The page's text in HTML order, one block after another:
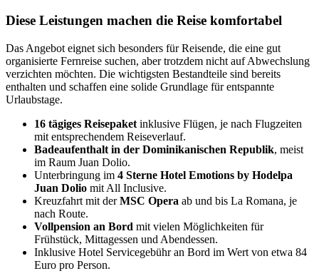
Diese Leistungen machen die Reise komfortabel
Das Angebot eignet sich besonders für Reisende, die eine gut
organisierte Fernreise suchen, aber trotzdem nicht auf Abwechslung
verzichten möchten. Die wichtigsten Bestandteile sind bereits
enthalten und schaffen eine solide Grundlage für entspannte
Urlaubstage.
16 tägiges Reisepaket inklusive Flügen, je nach Flugzeiten
mit entsprechendem Reiseverlauf.
Badeaufenthalt in der Dominikanischen Republik, meist
im Raum Juan Dolio.
Unterbringung im 4 Sterne Hotel Emotions by Hodelpa
Juan Dolio mit All Inclusive.
Kreuzfahrt mit derMSC Opera ab und bis La Romana, je
nach Route.
Vollpension an Bord mit vielen Möglichkeiten für
Frühstück, Mittagessen und Abendessen.
Inklusive Hotel Servicegebühr an Bord im Wert von etwa 84
Euro pro Person.